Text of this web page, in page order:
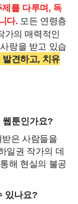
를 다루며, 독
다. 모든 연령층
가의 매력적인
랑을 받고 있습
견하고, 치유
툰인가요?
은 사람들을
일권 작가의 데
해 현실의 불공
있나요?